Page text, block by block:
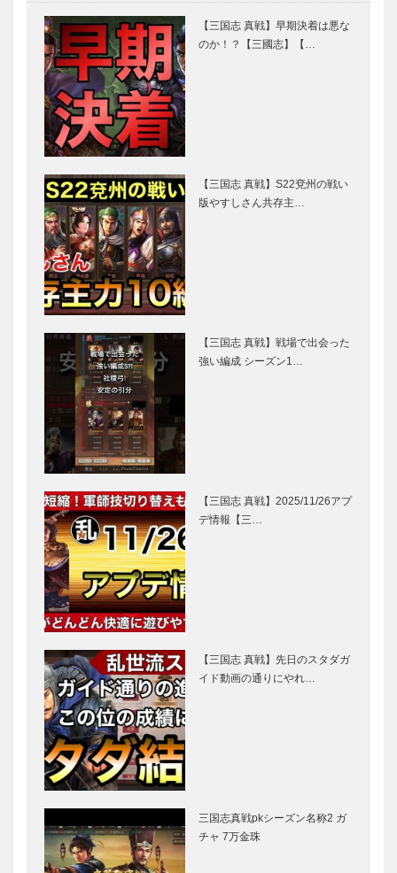
【三国志 真戦】早期決着は悪な
のか！？【三國志】【…
【三国志 真戦】S22兗州の戦い
版やすしさん共存主…
【三国志 真戦】戦場で出会った
強い編成 シーズン1…
【三国志 真戦】2025/11/26アプ
デ情報【三…
【三国志 真戦】先日のスタダガ
イド動画の通りにやれ…
三国志真戦pkシーズン名称2 ガ
チャ 7万金珠